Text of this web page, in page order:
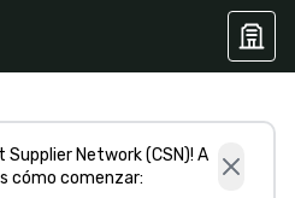
Supplier Network (CSN)! A
cómo comenzar: